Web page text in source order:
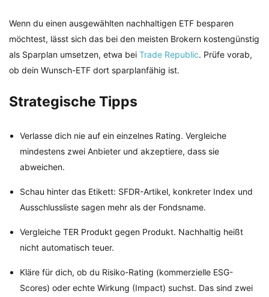
Wenn du einen ausgewählten nachhaltigen ETF besparen
möchtest, lässt sich das bei den meisten Brokern kostengünstig
als Sparplan umsetzen, etwa bei Trade Republic. Prüfe vorab,
ob dein Wunsch-ETF dort sparplanfähig ist.
Strategische Tipps
Verlasse dich nie auf ein einzelnes Rating. Vergleiche
mindestens zwei Anbieter und akzeptiere, dass sie
abweichen.
Schau hinter das Etikett: SFDR-Artikel, konkreter Index und
Ausschlussliste sagen mehr als der Fondsname.
Vergleiche TER Produkt gegen Produkt. Nachhaltig heißt
nicht automatisch teuer.
Kläre für dich, ob du Risiko-Rating (kommerzielle ESG-
Scores) oder echte Wirkung (Impact) suchst. Das sind zwei